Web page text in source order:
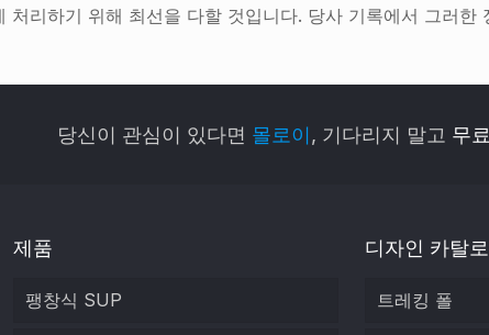
리하기 위해 최선을 다할 것입니다. 당사 기록에서 그러한
당신이 관심이 있다면 몰로이, 기다리지 말고 무
제품
팽창식 SUP
디자인 카탈
트레킹 폴